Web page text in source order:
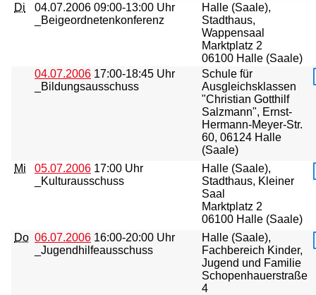
Di
04.07.2006 09:00-13:00 Uhr
_Beigeordnetenkonferenz
Halle (Saale),
Stadthaus,
Wappensaal
Marktplatz 2
06100 Halle (Saale)
04.07.2006 17:00-18:45 Uhr
_Bildungsausschuss
Schule für
Ausgleichsklassen
"Christian Gotthilf
Salzmann", Ernst-
Hermann-Meyer-Str.
60, 06124 Halle
(Saale)
Mi
05.07.2006 17:00 Uhr
_Kulturausschuss
Halle (Saale),
Stadthaus, Kleiner
Saal
Marktplatz 2
06100 Halle (Saale)
Do 06.07.2006 16:00-20:00 Uhr
_Jugendhilfeausschuss
Halle (Saale),
Fachbereich Kinder,
Jugend und Familie
Schopenhauerstraße
4